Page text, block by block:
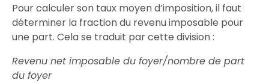
Pour calculer son taux moyen d’imposition, il faut
déterminer la fraction du revenu imposable pour
une part. Cela se traduit par cette division :
Revenu net imposable du foyer/nombre de part
du foyer